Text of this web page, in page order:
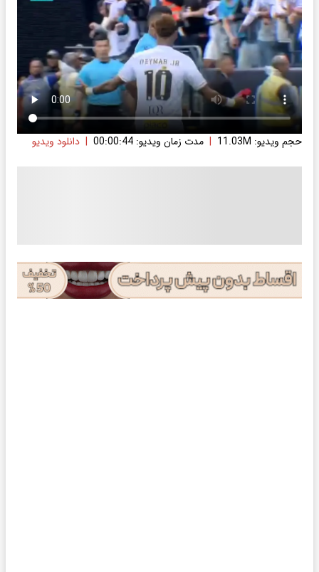
حجم ویدیو: 11.03M | مدت زمان ویدیو: 00:00:44 | دانلود ویدیو